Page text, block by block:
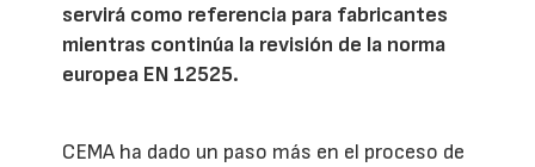
servirá como referencia para fabricantes
mientras continúa la revisión de la norma
europea EN 12525.
CEMA ha dado un paso más en el proceso de